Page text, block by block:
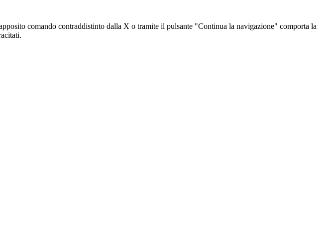
comando contraddistinto dalla X o tramite il pulsante "Continua la navigazione" comporta la